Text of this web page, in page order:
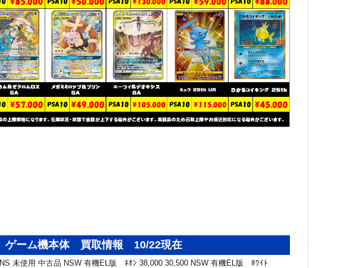
ゲーム機本体 買取情報 10/22現在
NS 未使用 中古品 NSW 有機EL版 ﾈｵﾝ 38,000 30,500 NSW 有機EL版 ﾎﾜｲﾄ